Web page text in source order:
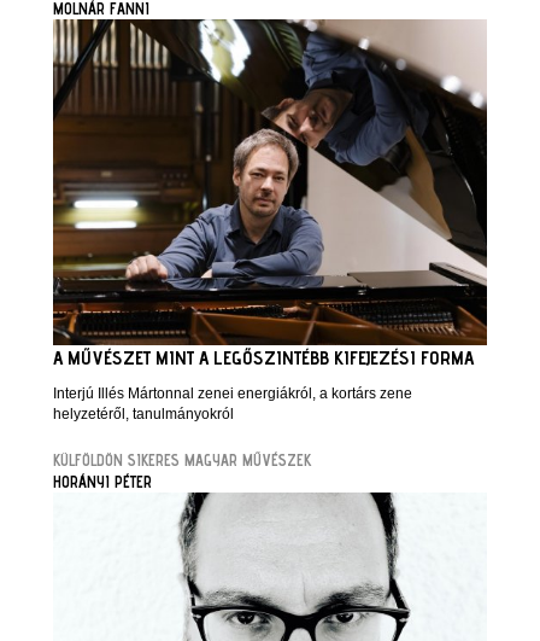
MOLNÁR FANNI
A MŰVÉSZET MINT A LEGŐSZINTÉBB KIFEJEZÉSI FORMA
Interjú Illés Mártonnal zenei energiákról, a kortárs zene
helyzetéről, tanulmányokról
KÜLFÖLDÖN SIKERES MAGYAR MŰVÉSZEK
HORÁNYI PÉTER